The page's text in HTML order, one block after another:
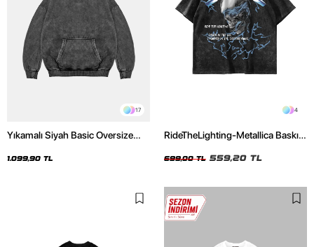
17
Yıkamalı Siyah Basic Oversize
1.099,90 TL
4
RideTheLighting-Metallica Baskılı
Tshirt
699,00 TL 559,20 TL